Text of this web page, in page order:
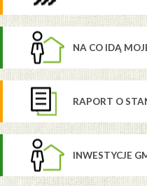
NA CO IDĄ
RAPORT O
INWESTYCJE